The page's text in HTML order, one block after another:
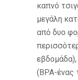
καπνό
μεγάλη
από δυο
(BPA-ένας